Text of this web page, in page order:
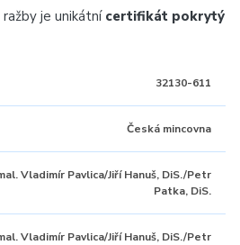
je unikátní certifikát pokrytý
32130-611
Česká mincovna
Vladimír Pavlica/Jiří Hanuš, DiS./Petr
Patka, DiS.
Vladimír Pavlica/Jiří Hanuš, DiS./Petr